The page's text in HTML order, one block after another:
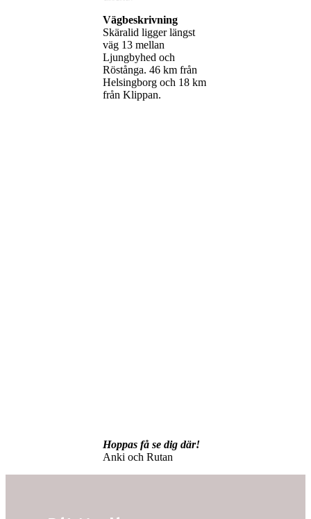
Vägbeskrivning
Skäralid ligger längst
väg 13 mellan
Ljungbyhed och
Röstånga. 46 km från
Helsingborg och 18 km
från Klippan.
Hoppas få se dig där!
Anki och Rutan